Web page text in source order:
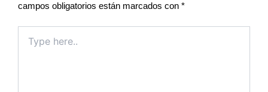
campos obligatorios están marcados con *
here..